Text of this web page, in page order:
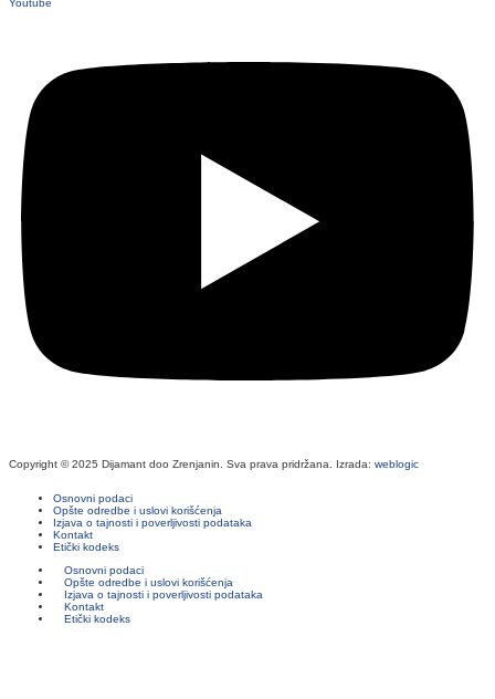
Youtube
Copyright © 2025 Dijamant doo Zrenjanin. Sva prava pridržana. Izrada: weblogic
Osnovni podaci
Opšte odredbe i uslovi korišćenja
Izjava o tajnosti i poverljivosti podataka
Kontakt
Etički kodeks
Osnovni podaci
Opšte odredbe i uslovi korišćenja
Izjava o tajnosti i poverljivosti podataka
Kontakt
Etički kodeks